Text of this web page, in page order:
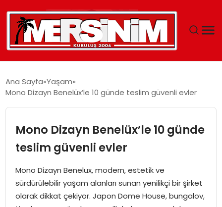
GÜNCEL
SAĞLIK
EĞITIM
SPOR
Ana Sayfa Yaşam
Mono Dizayn Benelüx’le 10 günde teslim güvenli evler
Mono Dizayn Benelüx’le 10 günde
teslim güvenli evler
Mono Dizayn Benelux, modern, estetik ve
sürdürülebilir yaşam alanları sunan yenilikçi bir şirket
olarak dikkat çekiyor. Japon Dome House, bungalov,